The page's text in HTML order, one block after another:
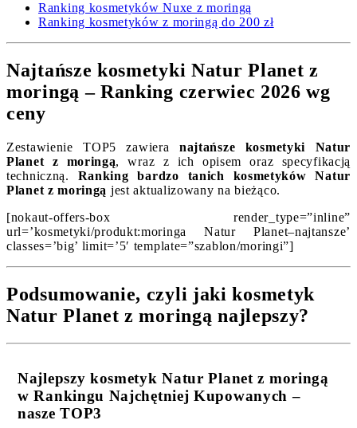
Ranking kosmetyków Nuxe z moringą
Ranking kosmetyków z moringą do 200 zł
Najtańsze kosmetyki Natur Planet z
moringą – Ranking czerwiec 2026 wg
ceny
Zestawienie TOP5 zawiera najtańsze kosmetyki Natur
Planet z moringą, wraz z ich opisem oraz specyfikacją
techniczną. Ranking bardzo tanich kosmetyków Natur
Planet z moringą jest aktualizowany na bieżąco.
[nokaut-offers-box render_type=”inline”
url=’kosmetyki/produkt:moringa Natur Planet–najtansze’
classes=’big’ limit=’5′ template=”szablon/moringi”]
Podsumowanie, czyli jaki kosmetyk
Natur Planet z moringą najlepszy?
Najlepszy kosmetyk Natur Planet z moringą
w Rankingu Najchętniej Kupowanych –
nasze TOP3